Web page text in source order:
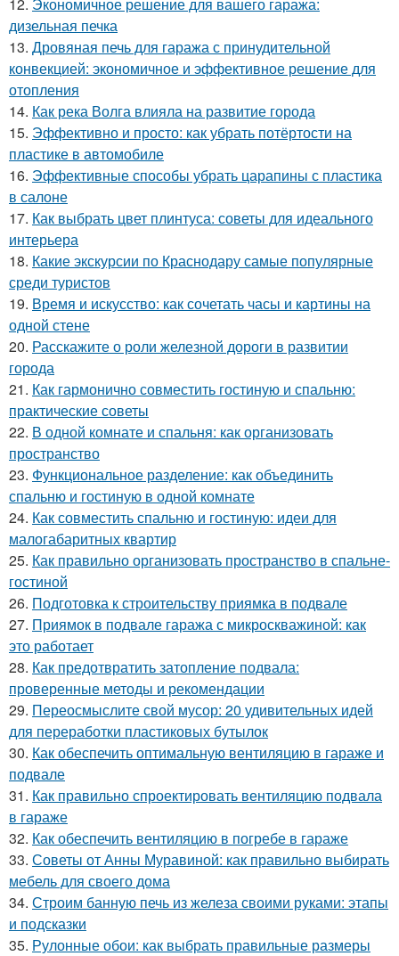
12. Экономичное решение для вашего гаража:
дизельная печка
13. Дровяная печь для гаража с принудительной
конвекцией: экономичное и эффективное решение для
отопления
14. Как река Волга влияла на развитие города
15. Эффективно и просто: как убрать потёртости на
пластике в автомобиле
16. Эффективные способы убрать царапины с пластика
в салоне
17. Как выбрать цвет плинтуса: советы для идеального
интерьера
18. Какие экскурсии по Краснодару самые популярные
среди туристов
19. Время и искусство: как сочетать часы и картины на
одной стене
20. Расскажите о роли железной дороги в развитии
города
21. Как гармонично совместить гостиную и спальню:
практические советы
22. В одной комнате и спальня: как организовать
пространство
23. Функциональное разделение: как объединить
спальню и гостиную в одной комнате
24. Как совместить спальню и гостиную: идеи для
малогабаритных квартир
25. Как правильно организовать пространство в спальне-
гостиной
26. Подготовка к строительству приямка в подвале
27. Приямок в подвале гаража с микроскважиной: как
это работает
28. Как предотвратить затопление подвала:
проверенные методы и рекомендации
29. Переосмыслите свой мусор: 20 удивительных идей
для переработки пластиковых бутылок
30. Как обеспечить оптимальную вентиляцию в гараже и
подвале
31. Как правильно спроектировать вентиляцию подвала
в гараже
32. Как обеспечить вентиляцию в погребе в гараже
33. Советы от Анны Муравиной: как правильно выбирать
мебель для своего дома
34. Строим банную печь из железа своими руками: этапы
и подсказки
35. Рулонные обои: как выбрать правильные размеры